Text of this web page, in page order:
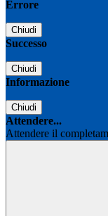
Errore
Chiudi
Successo
Chiudi
Informazione
Chiudi
Attendere...
Attendere il